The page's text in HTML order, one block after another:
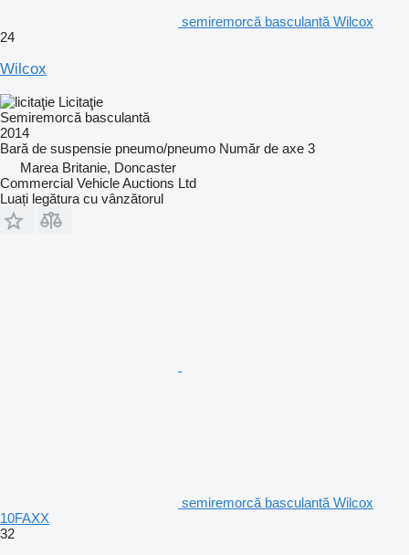
semiremorcă basculantă Wilcox
24
Wilcox
Licitaţie
Semiremorcă basculantă
2014
Bară de suspensie pneumo/pneumo Număr de axe 3
Marea Britanie, Doncaster
Commercial Vehicle Auctions Ltd
Luați legătura cu vânzătorul
semiremorcă basculantă Wilcox
10FAXX
32